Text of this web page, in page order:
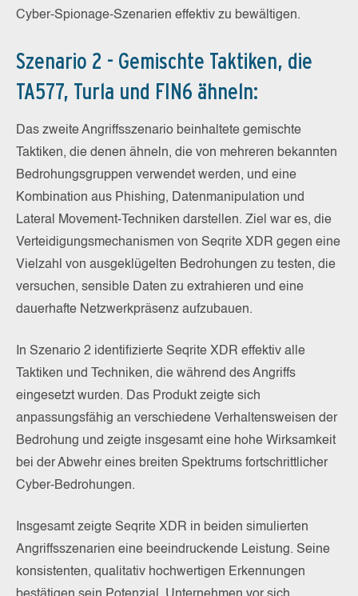
Cyber-Spionage-Szenarien effektiv zu bewältigen.
Szenario 2 - Gemischte Taktiken, die
TA577, Turla und FIN6 ähneln:
Das zweite Angriffsszenario beinhaltete gemischte
Taktiken, die denen ähneln, die von mehreren bekannten
Bedrohungsgruppen verwendet werden, und eine
Kombination aus Phishing, Datenmanipulation und
Lateral Movement-Techniken darstellen. Ziel war es, die
Verteidigungsmechanismen von Seqrite XDR gegen eine
Vielzahl von ausgeklügelten Bedrohungen zu testen, die
versuchen, sensible Daten zu extrahieren und eine
dauerhafte Netzwerkpräsenz aufzubauen.
In Szenario 2 identifizierte Seqrite XDR effektiv alle
Taktiken und Techniken, die während des Angriffs
eingesetzt wurden. Das Produkt zeigte sich
anpassungsfähig an verschiedene Verhaltensweisen der
Bedrohung und zeigte insgesamt eine hohe Wirksamkeit
bei der Abwehr eines breiten Spektrums fortschrittlicher
Cyber-Bedrohungen.
Insgesamt zeigte Seqrite XDR in beiden simulierten
Angriffsszenarien eine beeindruckende Leistung. Seine
konsistenten, qualitativ hochwertigen Erkennungen